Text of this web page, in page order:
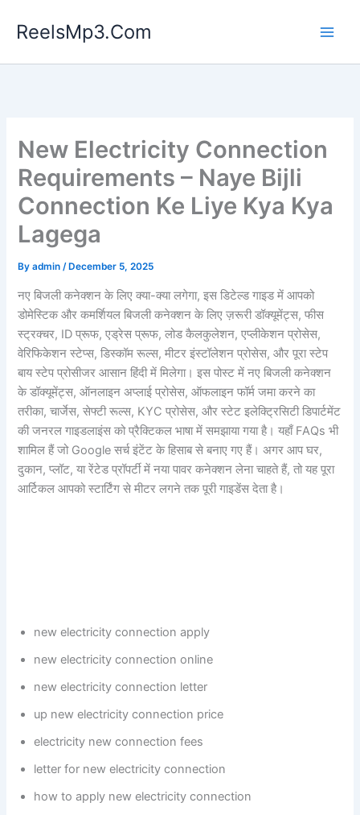
ReelsMp3.Com
New Electricity Connection
Requirements – Naye Bijli
Connection Ke Liye Kya Kya
Lagega
Byadmin/ December 5, 2025
नए बिजली कनेक्शन के लिए क्या-क्या लगेगा, इस डिटेल्ड गाइड में आपको
डोमेस्टिक और कमर्शियल बिजली कनेक्शन के लिए ज़रूरी डॉक्यूमेंट्स, फीस
स्ट्रक्चर, ID प्रूफ, एड्रेस प्रूफ, लोड कैलकुलेशन, एप्लीकेशन प्रोसेस,
वेरिफिकेशन स्टेप्स, डिस्कॉम रूल्स, मीटर इंस्टॉलेशन प्रोसेस, और पूरा स्टेप
बाय स्टेप प्रोसीजर आसान हिंदी में मिलेगा। इस पोस्ट में नए बिजली कनेक्शन
के डॉक्यूमेंट्स, ऑनलाइन अप्लाई प्रोसेस, ऑफलाइन फॉर्म जमा करने का
तरीका, चार्जेस, सेफ्टी रूल्स, KYC प्रोसेस, और स्टेट इलेक्ट्रिसिटी डिपार्टमेंट
की जनरल गाइडलाइंस को प्रैक्टिकल भाषा में समझाया गया है। यहाँ FAQs भी
शामिल हैं जो Google सर्च इंटेंट के हिसाब से बनाए गए हैं। अगर आप घर,
दुकान, प्लॉट, या रेंटेड प्रॉपर्टी में नया पावर कनेक्शन लेना चाहते हैं, तो यह पूरा
आर्टिकल आपको स्टार्टिंग से मीटर लगने तक पूरी गाइडेंस देता है।
new electricity connection apply
new electricity connection online
new electricity connection letter
up new electricity connection price
electricity new connection fees
letter for new electricity connection
how to apply new electricity connection